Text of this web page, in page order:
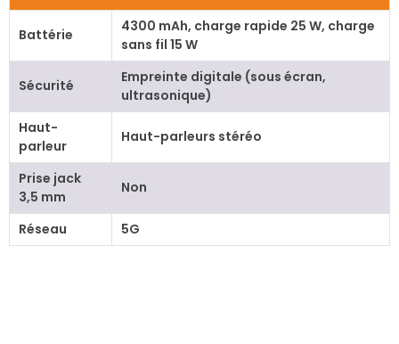
Battérie
4300 mAh, charge rapide 25 W, charge
sans fil 15 W
Sécurité
Empreinte digitale (sous écran,
ultrasonique)
Haut-
parleur
Haut-parleurs stéréo
Prise jack
3,5 mm
Non
Réseau 5G